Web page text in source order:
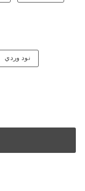
نود وردي